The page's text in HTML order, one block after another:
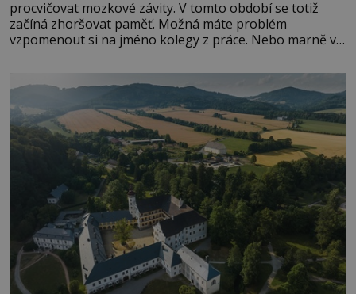
procvičovat mozkové závity. V tomto období se totiž
začíná zhoršovat paměť. Možná máte problém
vzpomenout si na jméno kolegy z práce. Nebo marně v
Je to opravdu tak, s věkem jako kdyby se paměť
rozhodla stávkovat. Cvičte